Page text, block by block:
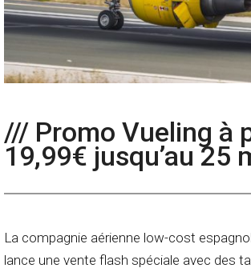
/// Promo Vueling à
19,99€ jusqu’au 25
La compagnie aérienne low-cost
lance une vente flash spéciale avec des